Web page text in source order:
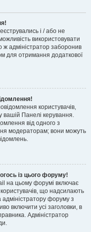
і / або не
використовувати
ж адміністратор заборонив
для отримання додаткової
користувачів,
вашій Панелі керування.
від одного з
модераторам; вони можуть
із цього форуму!
на цьому форумі включає
користувачів, що надсилають
форуму з
включити усі заголовки, в
Адміністратор